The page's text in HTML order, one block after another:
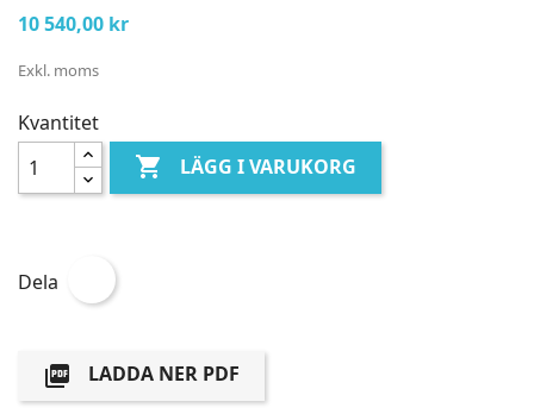
10 540,00 kr
Exkl. moms
Kvantitet
 LÄGG I VARUKORG
Dela
 LADDA NER PDF